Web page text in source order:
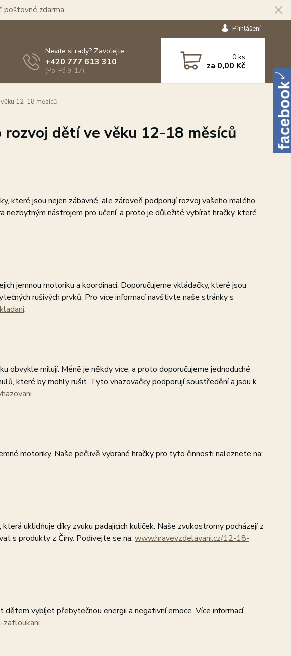
poštovné zdarma
Přihlášení
Nevíte si rady? Zavolejte.
+420 777 613 310
(Po-Pá 9-17)
0ks
za 0,00 Kč
12-18 měsíců
dětí ve věku 12-18 měsíců
které jsou nejen zábavné, ale zároveň podporují rozvoj vašeho malého
nástrojem pro učení, a proto je důležité vybírat hračky, které
jemnou motoriku a koordinaci. Doporučujeme vkládačky, které jsou
rušivých prvků. Pro více informací navštivte naše stránky s
.
obvykle milují. Méně je někdy více, a proto doporučujeme jednoduché
které by mohly rušit. Tyto vhazovačky podporují soustředění a jsou k
.
motoriky. Naše pečlivě vybrané hračky pro tyto činnosti naleznete na:
uklidňuje díky zvuku padajících kuliček. Naše zvukostromy pocházejí z
s produkty z Číny. Podívejte se na: www.hravevzdelavani.cz/12-18-
vybíjet přebytečnou energii a negativní emoce. Více informací
zatloukani.